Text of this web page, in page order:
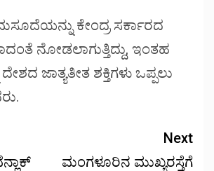
ಕೇಂದ್ರ ಸರ್ಕಾರದ
ನೋಡಲಾಗುತ್ತಿದ್ದು, ಇಂತಹ
ಜಾತ್ಯತೀತ ಶಕ್ತಿಗಳು ಒಪ್ಪಲು
Next
ಮಂಗಳೂರಿನ ಮುಖ್ಯರಸ್ತೆಗೆ